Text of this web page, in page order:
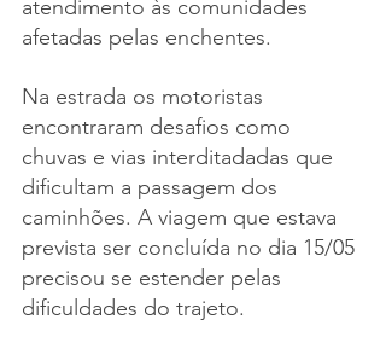
atendimento às comunidades
afetadas pelas enchentes.
Na estrada os motoristas
encontraram desafios como
chuvas e vias interditadadas que
dificultam a passagem dos
caminhões. A viagem que estava
prevista ser concluída no dia 15/05
precisou se estender pelas
dificuldades do trajeto.